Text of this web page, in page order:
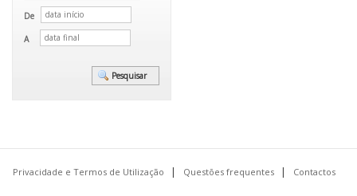
De
A
Privacidade e Termos de Utilização Questões frequentes Contactos